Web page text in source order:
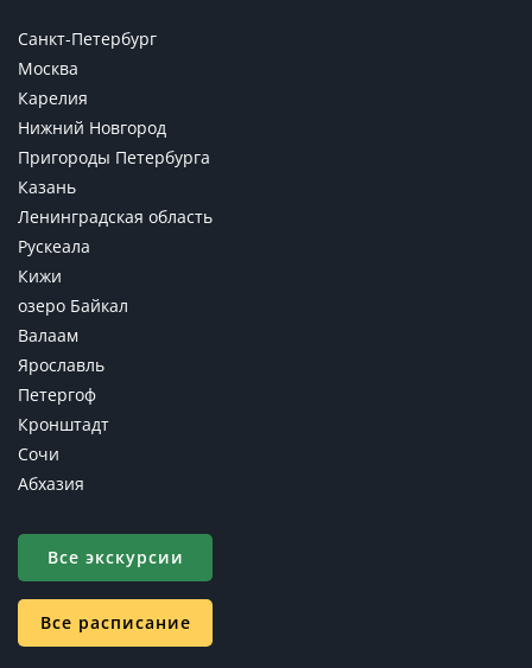
Санкт-Петербург
Москва
Карелия
Нижний Новгород
Пригороды Петербурга
Казань
Ленинградская область
Рускеала
Кижи
озеро Байкал
Валаам
Ярославль
Петергоф
Кронштадт
Сочи
Абхазия
Все экскурсии
Все расписание